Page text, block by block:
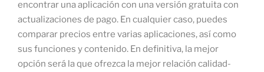
encontrar una aplicación con una versión gratuita con
actualizaciones de pago. En cualquier caso, puedes
comparar precios entre varias aplicaciones, así como
sus funciones y contenido. En definitiva, la mejor
opción será la que ofrezca la mejor relación calidad-